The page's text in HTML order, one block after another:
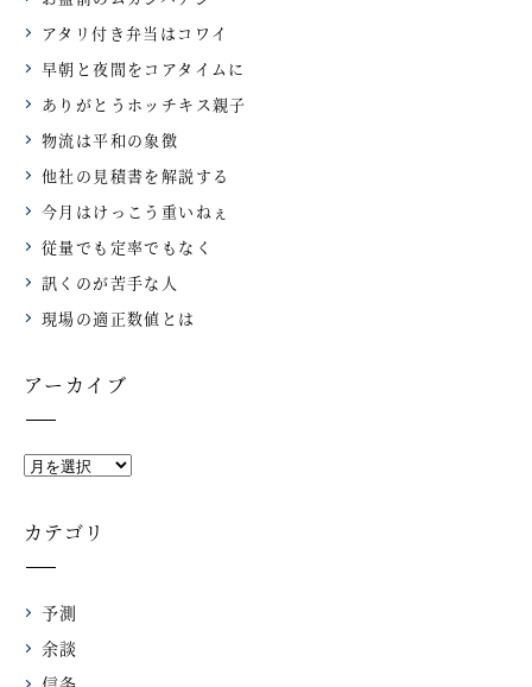
アタリ付き弁当はコワイ
早朝と夜間をコアタイムに
ありがとうホッチキス親子
物流は平和の象徴
他社の見積書を解説する
今月はけっこう重いねぇ
従量でも定率でもなく
訊くのが苦手な人
現場の適正数値とは
アーカイブ
カテゴリ
予測
余談